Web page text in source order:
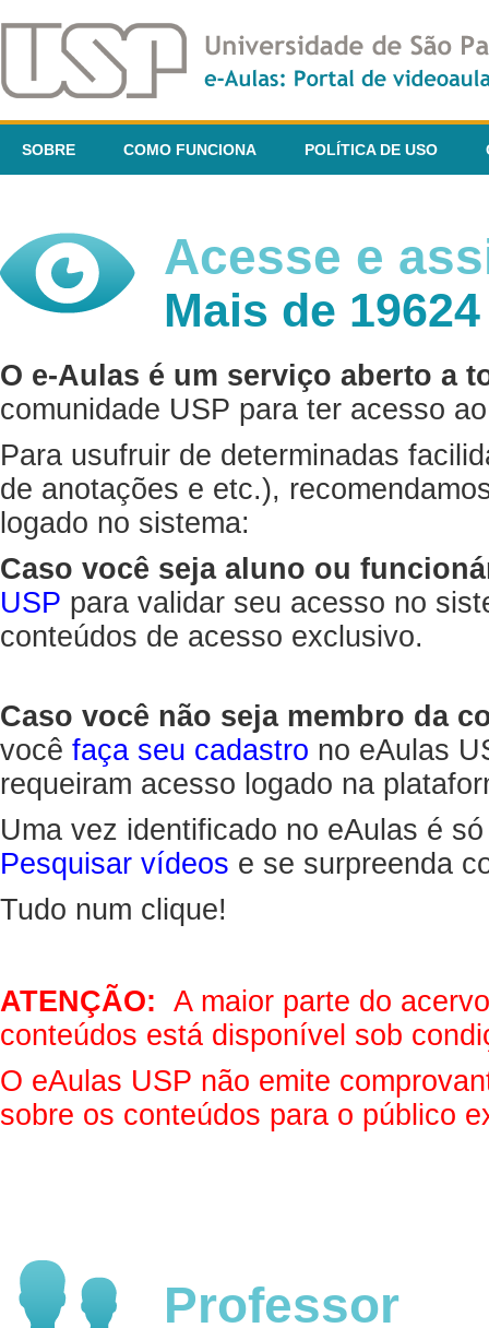
SOBRE COMO FUNCIONA POLÍTICA DE USO
Acesse e
Mais de
O e-Aulas é um serviço aberto a
comunidade USP para ter acesso
Para usufruir de determinadas
de anotações e etc.),
logado no sistema:
Caso você seja aluno ou
USP para validar seu acesso no
conteúdos de acesso exclusivo.
Caso você não seja membro da
você faça seu cadastro no eAulas
requeiram acesso logado na
Uma vez identificado no eAulas é
Pesquisar vídeos e se surpreenda
Tudo num clique!
ATENÇÃO: A maior parte do
conteúdos está disponível sob
O eAulas USP não emite
sobre os conteúdos para o público
Professor